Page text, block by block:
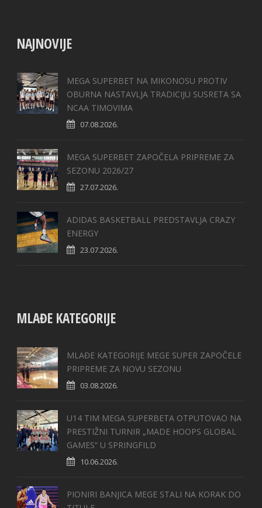
NAJNOVIJE
MEGA SUPERBET NA MIKONOSU PROTIV
OBURNA NASTAVLJA TRADICIJU SUSRETA SA
NCAA TIMOVIMA
07.08.2026.
MEGA SUPERBET ZAPOČELA PRIPREME ZA
SEZONU 2026/27
27.07.2026.
ADIDAS BASKETBALL PREDSTAVLJA CRAZY
ENERGY
23.07.2026.
MLAĐE KATEGORIJE
MLAĐE KATEGORIJE MEGE SUPER ZAPOČELE
PRIPREME ZA NOVU SEZONU
03.08.2026.
U14 TIM MEGA SUPERBETA OTPUTOVAO NA
PRESTIŽNI TURNIR „MADE HOOPS GLOBAL
GAMES“ U SPRINGFILD
10.06.2026.
PIONIRI BANJICA MEGE STALI NA KORAK DO